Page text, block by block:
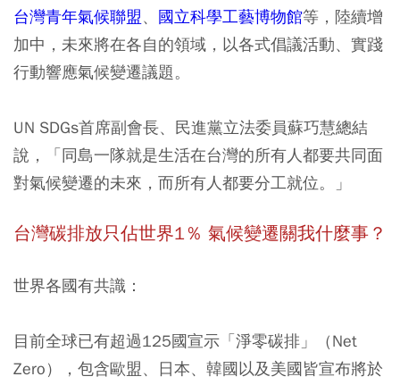
台灣青年氣候聯盟、 國立科學工藝博物館等，陸續增
加中，未來將在各自的領域，以各式倡議活動、實踐
行動響應氣候變遷議題。
UN SDGs首席副會長、民進黨立法委員蘇巧慧總結
說，「同島一隊就是生活在台灣的所有人都要共同面
對氣候變遷的未來，而所有人都要分工就位。」
台灣碳排放只佔世界1％ 氣候變遷關我什麼事？
世界各國有共識：
目前全球已有超過125國宣示「淨零碳排」（Net
Zero），包含歐盟、日本、韓國以及美國皆宣布將於